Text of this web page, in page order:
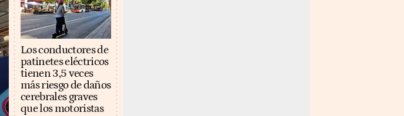
Los conductores de
patinetes eléctricos
tienen 3,5 veces
más riesgo de daños
cerebrales graves
que los motoristas